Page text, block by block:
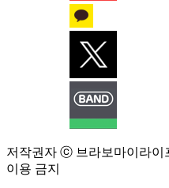
저작권자 ⓒ 브라보마이라이
이용 금지